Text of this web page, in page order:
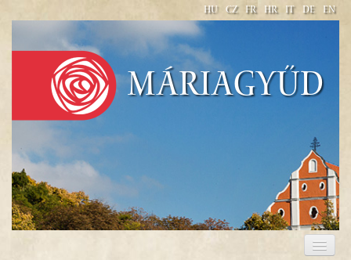
HU CZ FR HR IT DE EN
Máriagyűd